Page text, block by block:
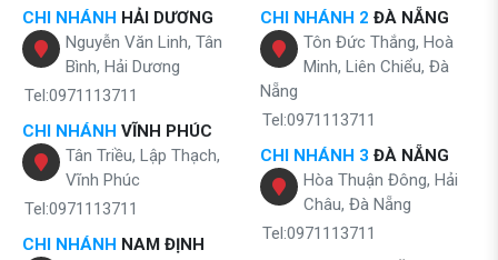
CHI NHÁNH HẢI DƯƠNG
Nguyễn Văn Linh, Tân
Bình, Hải Dương
Tel:0971113711
CHI NHÁNH VĨNH PHÚC
Tân Triều, Lập Thạch,
Vĩnh Phúc
Tel:0971113711
CHI NHÁNH NAM ĐỊNH
CHI NHÁNH 2 ĐÀ NẴNG
Tôn Đức Thắng, Hoà
Minh, Liên Chiểu, Đà
Nẵng
Tel:0971113711
CHI NHÁNH 3 ĐÀ NẴNG
Hòa Thuận Đông, Hải
Châu, Đà Nẵng
Tel:0971113711